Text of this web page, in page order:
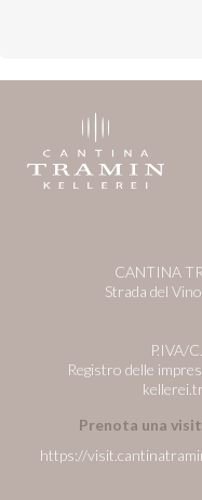
CANTINA
Strada del
P.IVA/
Registro delle
Prenota una
https://